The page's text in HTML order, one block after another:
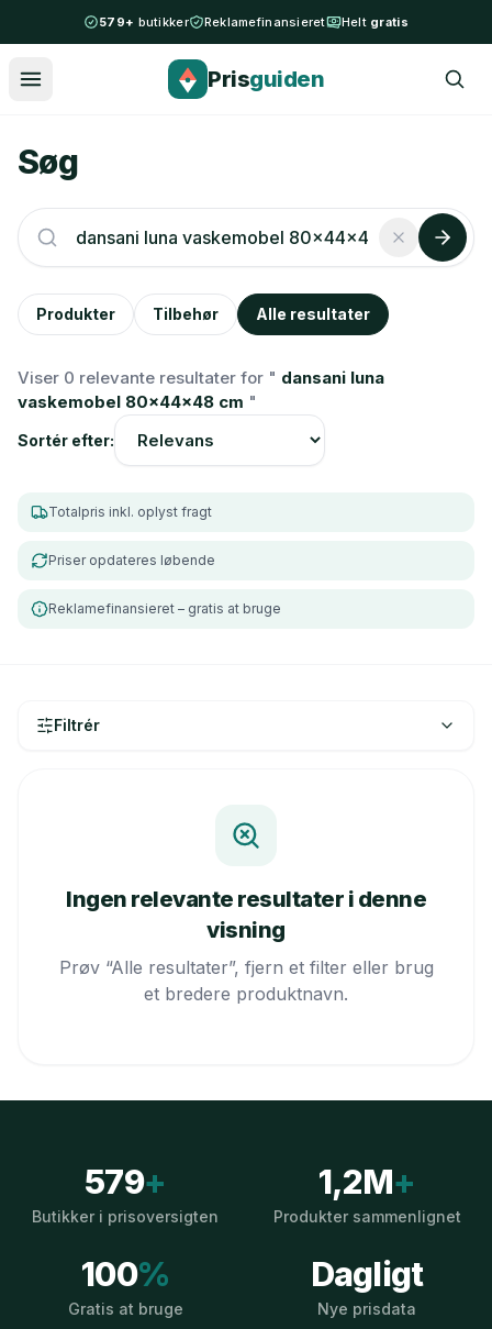
Spring til indhold
579+ butikker Reklamefinansieret Helt gratis
Prisguiden
Søg
Produkter Tilbehør Alle resultater
Viser 0 relevante resultater for " dansani luna
vaskemobel 80x44x48 cm "
Sortér efter:
Totalpris inkl. oplyst fragt
Priser opdateres løbende
Reklamefinansieret – gratis at bruge
Filtrér
Ingen relevante resultater i denne
visning
Prøv “Alle resultater”, fjern et filter eller brug
et bredere produktnavn.
579+
Butikker i prisoversigten
1,2M+
Produkter sammenlignet
100%
Gratis at bruge
Dagligt
Nye prisdata